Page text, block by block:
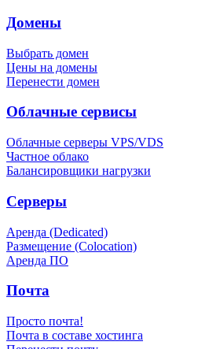
Домены
Выбрать домен
Цены на домены
Перенести домен
Облачные сервисы
Облачные серверы VPS/VDS
Частное облако
Балансировщики нагрузки
Серверы
Аренда (Dedicated)
Размещение (Colocation)
Аренда ПО
Почта
Просто почта!
Почта в составе хостинга